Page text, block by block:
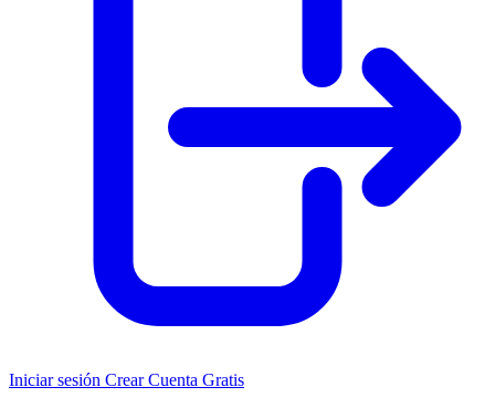
Iniciar sesión Crear Cuenta Gratis